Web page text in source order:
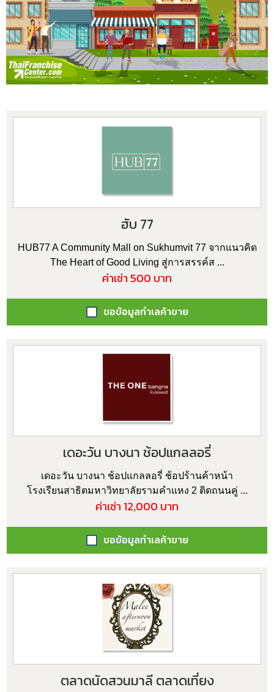
ฮับ 77
HUB77 A Community Mall on Sukhumvit 77 จากแนวคิด
The Heart of Good Living สู่การสรรค์ส ...
ค่าเช่า 500 บาท
ขอข้อมูลทำเลค้าขาย
เดอะวัน บางนา ช้อปแกลลอรี่
เดอะวัน บางนา ช้อปแกลลอรี่ ช้อปร้านค้าหน้า
โรงเรียนสาธิตมหาวิทยาลัยรามคำแหง 2 ติดถนนคู่ ...
ค่าเช่า 12,000 บาท
ขอข้อมูลทำเลค้าขาย
ตลาดนัดสวนมาลี ตลาดเที่ยง